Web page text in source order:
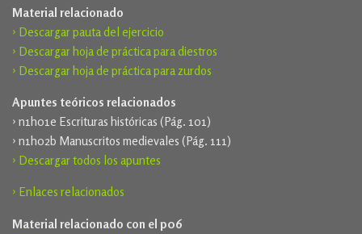
Material relacionado
› Descargar pauta del ejercicio
› Descargar hoja de práctica para diestros
› Descargar hoja de práctica para zurdos
Apuntes teóricos relacionados
› n1h01e Escrituras históricas (Pág. 101)
› n1h02b Manuscritos medievales (Pág. 111)
› Descargar todos los apuntes
› Enlaces relacionados
Material relacionado con el p06